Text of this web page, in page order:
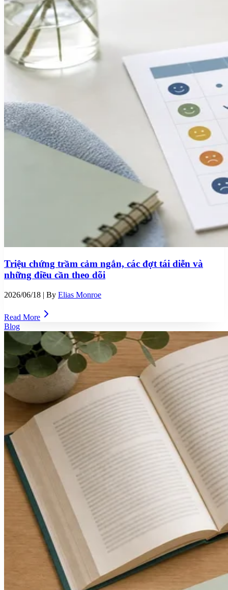
Triệu chứng trầm cảm ngắn, các đợt tái diễn và
những điều cần theo dõi
2026/06/18 | By Elias Monroe
Read More
Blog